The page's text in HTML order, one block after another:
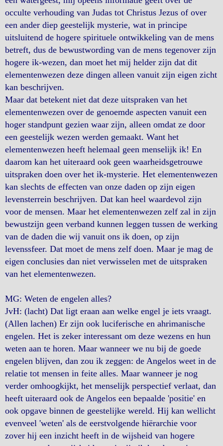
occulte verhouding van Judas tot Christus Jezus of over
een ander diep geestelijk mysterie, wat in principe
uitsluitend de hogere spirituele ontwikkeling van de mens
betreft, dus de bewustwording van de mens tegenover zijn
hogere ik-wezen, dan moet het mij helder zijn dat dit
elementenwezen deze dingen alleen vanuit zijn eigen zicht
kan beschrijven.
Maar dat betekent niet dat deze uitspraken van het
elementenwezen over de genoemde aspecten vanuit een
hoger standpunt gezien waar zijn, alleen omdat ze door
een geestelijk wezen werden gemaakt. Want het
elementenwezen heeft helemaal geen menselijk ik! En
daarom kan het uiteraard ook geen waarheidsgetrouwe
uitspraken doen over het ik-mysterie. Het elementenwezen
kan slechts de effecten van onze daden op zijn eigen
levensterrein beschrijven. Dat kan heel waardevol zijn
voor de mensen. Maar het elementenwezen zelf zal in zijn
bewustzijn geen verband kunnen leggen tussen de werking
van de daden die wij vanuit ons ik doen, op zijn
levenssfeer. Dat moet de mens zelf doen. Maar je mag de
eigen conclusies dan niet verwisselen met de uitspraken
van het elementenwezen.
MG: Weten de engelen alles?
JvH: (lacht) Dat ligt eraan aan welke engel je iets vraagt.
(Allen lachen) Er zijn ook luciferische en ahrimanische
engelen. Het is zeker interessant om deze wezens en hun
weten aan te horen. Maar wanneer we nu bij de goede
engelen blijven, dan zou ik zeggen: de Angelos weet in de
relatie tot mensen in feite alles. Maar wanneer je nog
verder omhoogkijkt, het menselijk perspectief verlaat, dan
heeft uiteraard ook de Angelos een bepaalde 'positie' en
ook opgave binnen de geestelijke wereld. Hij kan wellicht
evenveel 'weten' als de eerstvolgende hiërarchie voor
zover hij een inzicht heeft in de wijsheid van hogere